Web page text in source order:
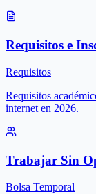
Requisitos e
Requisitos
Requisitos
internet en 2026.
Trabajar Sin
Bolsa Temporal